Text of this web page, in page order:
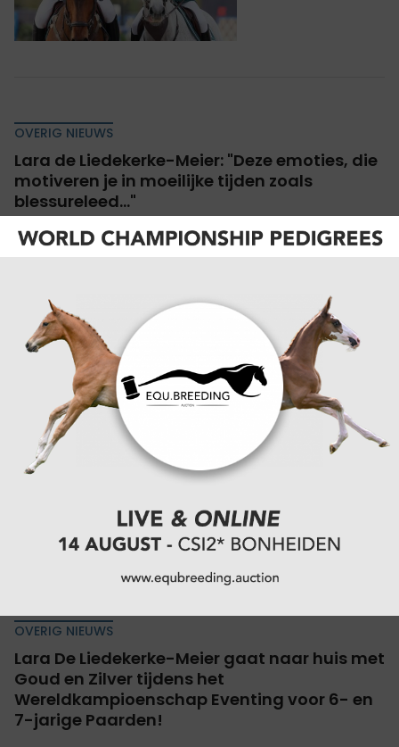
OVERIG NIEUWS
Lara de Liedekerke-Meier: "Deze emoties, die
motiveren je in moeilijke tijden zoals
blessureleed..."
De Belgische eventingsport schrijft dit jaar
meermaals geschiedenis, zo ook afgelopen
tweemaal op het podium. "Je werkt zo hard en dan
slaag je, dat is...
20-10-2025
OVERIG NIEUWS
Lara De Liedekerke-Meier gaat naar huis met
Goud en Zilver tijdens het
Wereldkampioenschap Eventing voor 6- en
7-jarige Paarden!